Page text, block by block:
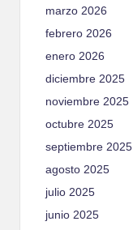
marzo 2026
febrero 2026
enero 2026
diciembre 2025
noviembre 2025
octubre 2025
septiembre 2025
agosto 2025
julio 2025
junio 2025